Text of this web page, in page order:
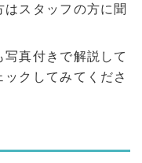
スタッフの方に聞
真付きで解説して
クしてみてくださ